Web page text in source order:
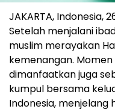
JAKARTA, Indonesia,
Setelah menjalani
muslim merayakan
kemenangan.
dimanfaatkan juga
kumpul bersama
Indonesia, menjelang